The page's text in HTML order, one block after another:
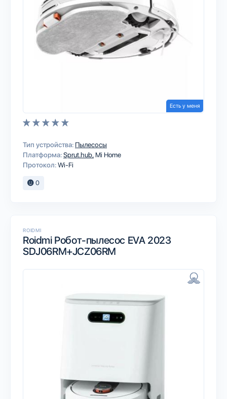
Есть у меня
Тип устройства: Пылесосы
Платформа:Sprut.hub Mi Home
Протокол:Wi-Fi
0
ROIDMI
Roidmi Робот-пылесос EVA 2023
SDJ06RM+JCZ06RM